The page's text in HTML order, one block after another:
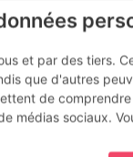
et par des tiers.
que d'autres
de
médias sociaux.